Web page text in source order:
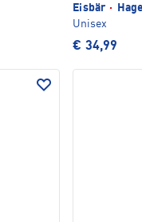
Eisbär ·
Unisex
€ 34,99